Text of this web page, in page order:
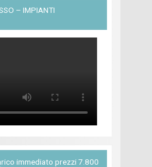
– IMPIANTI
immediato prezzi 7.800